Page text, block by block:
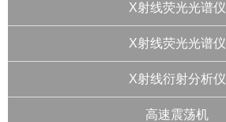
X射线荧光光谱仪
X射线荧光光谱仪
X射线衍射分析仪
高速震荡机